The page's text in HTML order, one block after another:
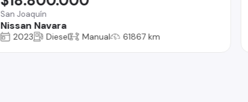
San Joaquín
Nissan Navara
2023 Diesel Manual 61867 km